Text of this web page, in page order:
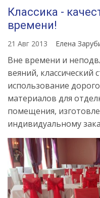
Классика -
времени!
21 Авг 2013 Елена
Вне времени и
веяний, классический
использование
материалов для
помещения,
индивидуальному